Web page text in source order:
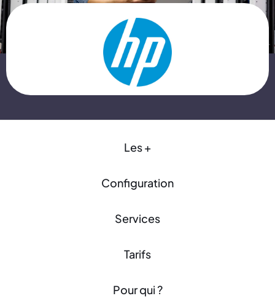
Les +
Configuration
Services
Tarifs
Pour qui ?